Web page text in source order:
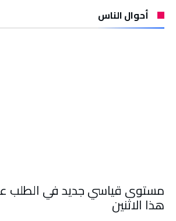
أحوال الناس
مستوى قياسي جديد في الطلب
هذا الاثنين